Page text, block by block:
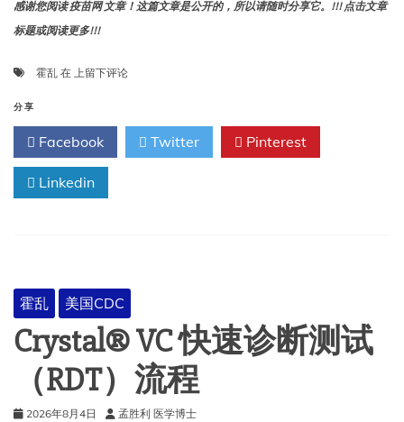
感谢您阅读 疫苗网 文章！这篇文章是公开的，所以请随时分享它。!!! 点击文章
标题或阅读更多!!!
霍乱 在 霍
例
定
义
和
诊
上留下评论
分享
Facebook Twitter Pinterest
Linkedin
霍乱 美国CDC
Crystal® VC 快速诊断测试
（RDT）流程
2026年8月4日 孟胜利 医学博士